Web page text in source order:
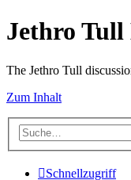
Jethro Tull
The Jethro Tull
Zum Inhalt
Schnellzugriff